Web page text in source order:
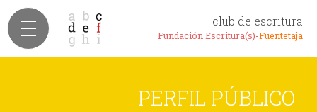
club de escritura
Fundación Escritura(s)-Fuentetaja
PERFIL PÚBLICO